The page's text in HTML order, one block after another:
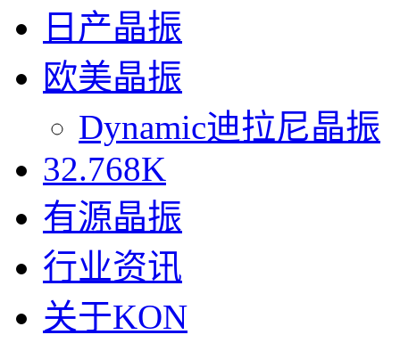
日产晶振
欧美晶振
Dynamic迪拉尼晶振
32.768K
有源晶振
行业资讯
关于KON